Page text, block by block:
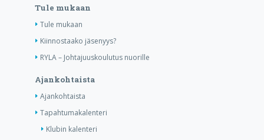
Tule mukaan
Tule mukaan
Kiinnostaako jäsenyys?
RYLA – Johtajuuskoulutus nuorille
Ajankohtaista
Ajankohtaista
Tapahtumakalenteri
Klubin kalenteri